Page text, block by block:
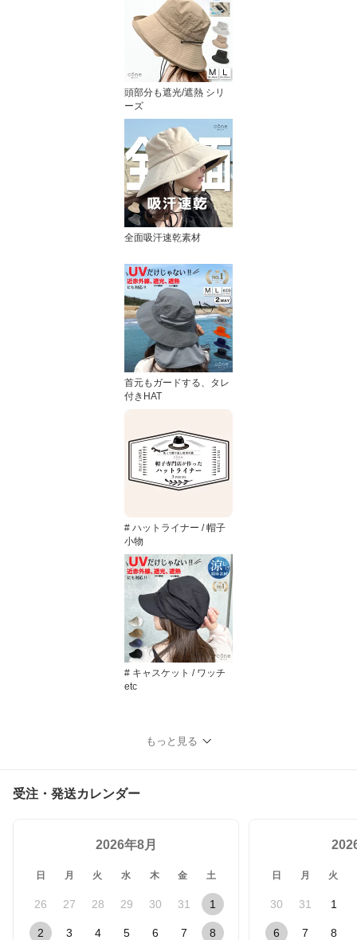
頭部分も遮光/遮熱 シリ
ーズ
全面吸汗速乾素材
首元もガードする、タレ
付きHAT
# ハットライナー / 帽子
小物
# キャスケット / ワッチ
etc
もっと見る
受注・発送カレンダー
2026年8月
日 月 火 水 木 金 土
26 27 28 29 30 31 1
2 3 4 5 6 7 8
日 月 火
30 31 1
6 7 8